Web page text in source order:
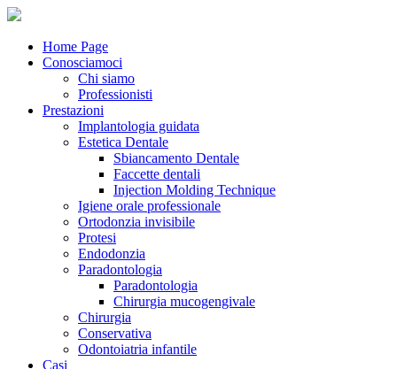
Home Page
Conosciamoci
Chi siamo
Professionisti
Prestazioni
Implantologia guidata
Estetica Dentale
Sbiancamento Dentale
Faccette dentali
Injection Molding Technique
Igiene orale professionale
Ortodonzia invisibile
Protesi
Endodonzia
Paradontologia
Paradontologia
Chirurgia mucogengivale
Chirurgia
Conservativa
Odontoiatria infantile
Casi